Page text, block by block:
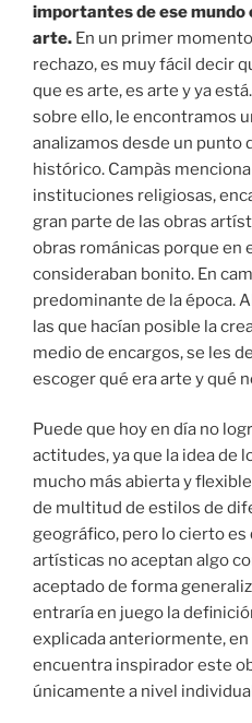
importantes de ese mundo
arte. En un primer
rechazo, es muy fácil decir
que es arte, es arte y ya
sobre ello, le encontramos
analizamos desde un punto
histórico. Campàs
instituciones religiosas,
gran parte de las obras
obras románicas porque en
consideraban bonito. En
predominante de la época.
las que hacían posible la
medio de encargos, se les
escoger qué era arte y qué
Puede que hoy en día no
actitudes, ya que la idea de
mucho más abierta y
de multitud de estilos de
geográfico, pero lo cierto
artísticas no aceptan algo
aceptado de forma
entraría en juego la
explicada anteriormente, en
encuentra inspirador este
únicamente a nivel